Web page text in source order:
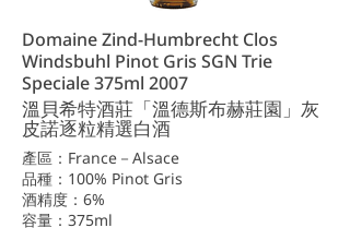
Domaine Zind-Humbrecht Clos
Windsbuhl Pinot Gris SGN Trie
Speciale 375ml 2007
溫貝希特酒莊「溫德斯布赫莊園」灰
皮諾逐粒精選白酒
產區：France－Alsace
品種：100% Pinot Gris
酒精度：6%
容量：375ml